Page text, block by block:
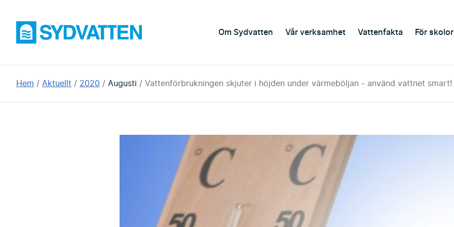
huvudinnehållet
Sydvatten Om Sydvatten Vår verksamhet Vattenfakta För skolor
Du
Hem Aktuellt 2020 Augusti Vattenförbrukningen skjuter i höjden under värmeböljan - använd vattnet smart!